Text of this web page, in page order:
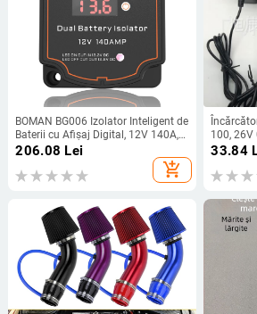
BOMAN BG006 Izolator Inteligent de
Baterii cu Afișaj Digital, 12V 140A,
releu VSR pentru
RV/SUV/camion/iahtă/caravană
206.08 Lei
add_shopping_cart
100, 26V
33.84